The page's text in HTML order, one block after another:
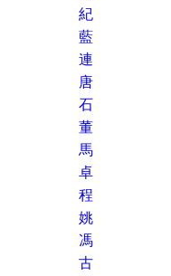
紀
藍
連
唐
石
董
馬
卓
程
姚
馮
古